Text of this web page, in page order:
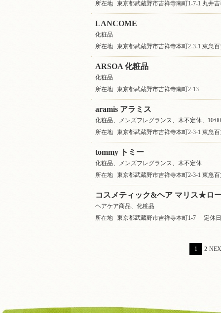
所在地
東京都武蔵野市吉祥寺南町1-7-1 丸井
LANCOME
化粧品
所在地
東京都武蔵野市吉祥寺本町2-3-1 東急
ARSOA 化粧品
化粧品
所在地
東京都武蔵野市吉祥寺南町2-13
aramis アラミス
化粧品、メンズフレグランス、木不定休、
所在地
東京都武蔵野市吉祥寺本町2-3-1 東急
tommy トミー
化粧品、メンズフレグランス、木不定休
所在地
東京都武蔵野市吉祥寺本町2-3-1 東急
コスメティック&ヘア マリス★ロ
ヘアケア商品、化粧品
所在地
東京都武蔵野市吉祥寺本町1-7 定休日
1 2